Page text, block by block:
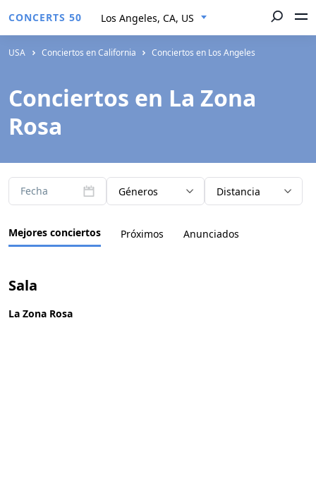
CONCERTS 50 Los Angeles, CA, US
USA Conciertos en California Conciertos en Los Angeles
Conciertos en La Zona
Rosa
Fecha Géneros Distancia
Mejores conciertos Próximos Anunciados
Sala
La Zona Rosa